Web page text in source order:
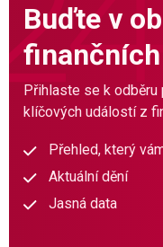
Buďte v
Přihlaste se k odběru
klíčových událostí z
Přehled, který
Aktuální dění
Jasná data